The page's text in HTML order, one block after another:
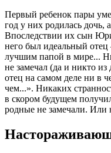
Первый ребенок пары
год у них родилась дочь,
Впоследствии их сын
него был идеальный
лучшим папой в мире...
не замечал (да и никто
отец на самом деле ни в
чем...». Никаких
в скором будущем
родные не замечали. Или